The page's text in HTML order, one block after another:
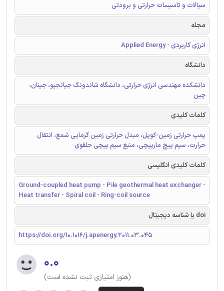
سیالات و تاسیسات حرارتی و برودتی
مجله
انرژی کاربردی - Applied Energy
دانشگاه
دانشکده مهندسی انرژی حرارتی، دانشگاه شاندونگ جیانجیو، جینان،
چین
کلمات کلیدی
پمپ حرارتی زمین-کوپل، مبدل حرارتی زمین گرمایی شمع، انتقال
حرارت، سیم پیچ مارپیچی، منبع سیم پیچی حلقوی
کلمات کلیدی انگلیسی
Ground-coupled heat pump - Pile geothermal heat exchanger -
Heat transfer - Spiral coil - Ring-coil source
doi یا شناسه دیجیتال
https://doi.org/10.1016/j.apenergy.2011.03.045
۰.۰
(هنوز امتیازی ثبت نشده است)